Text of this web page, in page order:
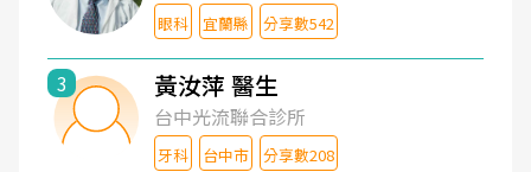
眼科 宜蘭縣 分享數542
3 黃汝萍 醫生
台中光流聯合診所
牙科 台中市 分享數208